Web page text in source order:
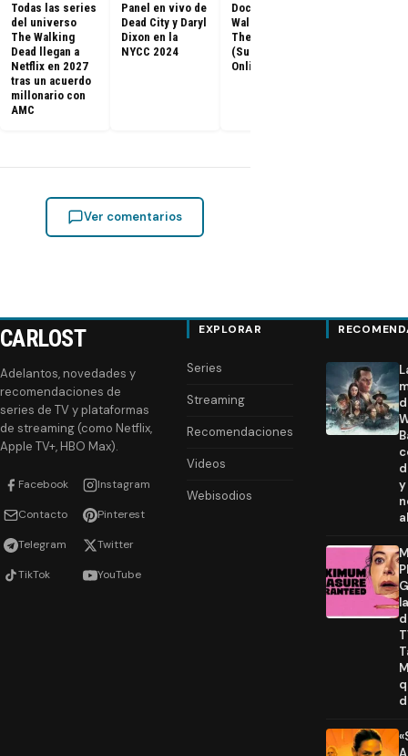
Todas las series
del universo
The Walking
Dead llegan a
Netflix en 2027
tras un acuerdo
millonario con
AMC
Panel en vivo de
Dead City y Daryl
Dixon en la
NYCC 2024
Documental The
Walking Dead:
The Return
(Subtitulado
Online)
Ver comentarios
CARLOST
Adelantos, novedades y
recomendaciones de
series de TV y plataformas
de streaming (como Netflix,
Apple TV+, HBO Max).
Facebook Instagram
Contacto Pinterest
Telegram Twitter
TikTok YouTube
EXPLORAR
Series
Streaming
Recomendaciones
Videos
Webisodios
y